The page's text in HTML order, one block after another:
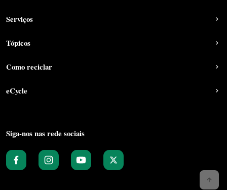
Serviços
Tópicos
Como reciclar
eCycle
Siga-nos nas rede sociais